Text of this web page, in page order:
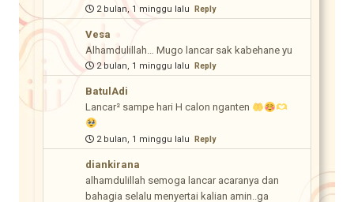
2 bulan, 1 minggu lalu Reply
Vesa
Alhamdulillah… Mugo lancar sak kabehane yu
2 bulan, 1 minggu lalu Reply
BatulAdi
Lancar² sampe hari H calon nganten
2 bulan, 1 minggu lalu Reply
diankirana
alhamdulillah semoga lancar acaranya dan
bahagia selalu menyertai kalian amin..ga